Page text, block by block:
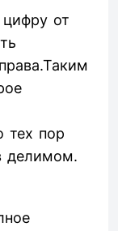
от
тех пор
делимом.